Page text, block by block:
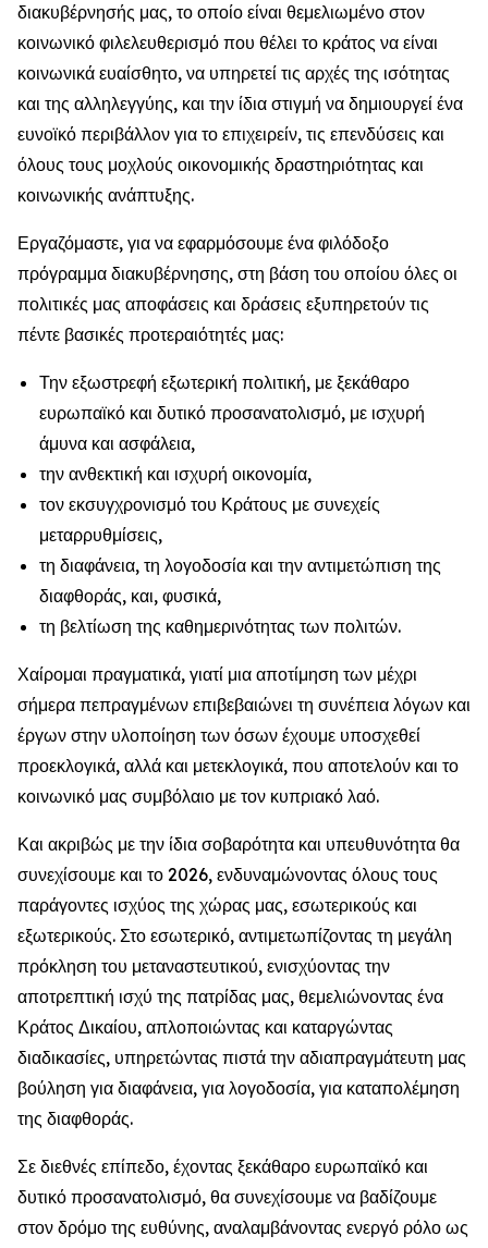
διακυβέρνησής μας, το οποίο είναι θεμελιωμένο στον
κοινωνικό φιλελευθερισμό που θέλει το κράτος να είναι
κοινωνικά ευαίσθητο, να υπηρετεί τις αρχές της ισότητας
και της αλληλεγγύης, και την ίδια στιγμή να δημιουργεί ένα
ευνοϊκό περιβάλλον για το επιχειρείν, τις επενδύσεις και
όλους τους μοχλούς οικονομικής δραστηριότητας και
κοινωνικής ανάπτυξης.
Εργαζόμαστε, για να εφαρμόσουμε ένα φιλόδοξο
πρόγραμμα διακυβέρνησης, στη βάση του οποίου όλες οι
πολιτικές μας αποφάσεις και δράσεις εξυπηρετούν τις
πέντε βασικές προτεραιότητές μας:
Την εξωστρεφή εξωτερική πολιτική, με ξεκάθαρο
ευρωπαϊκό και δυτικό προσανατολισμό, με ισχυρή
άμυνα και ασφάλεια,
την ανθεκτική και ισχυρή οικονομία,
τον εκσυγχρονισμό του Κράτους με συνεχείς
μεταρρυθμίσεις,
τη διαφάνεια, τη λογοδοσία και την αντιμετώπιση της
διαφθοράς, και, φυσικά,
τη βελτίωση της καθημερινότητας των πολιτών.
Χαίρομαι πραγματικά, γιατί μια αποτίμηση των μέχρι
σήμερα πεπραγμένων επιβεβαιώνει τη συνέπεια λόγων και
έργων στην υλοποίηση των όσων έχουμε υποσχεθεί
προεκλογικά, αλλά και μετεκλογικά, που αποτελούν και το
κοινωνικό μας συμβόλαιο με τον κυπριακό λαό.
Και ακριβώς με την ίδια σοβαρότητα και υπευθυνότητα θα
συνεχίσουμε και το 2026, ενδυναμώνοντας όλους τους
παράγοντες ισχύος της χώρας μας, εσωτερικούς και
εξωτερικούς. Στο εσωτερικό, αντιμετωπίζοντας τη μεγάλη
πρόκληση του μεταναστευτικού, ενισχύοντας την
αποτρεπτική ισχύ της πατρίδας μας, θεμελιώνοντας ένα
Κράτος Δικαίου, απλοποιώντας και καταργώντας
διαδικασίες, υπηρετώντας πιστά την αδιαπραγμάτευτη μας
βούληση για διαφάνεια, για λογοδοσία, για καταπολέμηση
της διαφθοράς.
Σε διεθνές επίπεδο, έχοντας ξεκάθαρο ευρωπαϊκό και
δυτικό προσανατολισμό, θα συνεχίσουμε να βαδίζουμε
στον δρόμο της ευθύνης, αναλαμβάνοντας ενεργό ρόλο ως